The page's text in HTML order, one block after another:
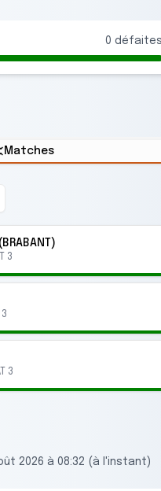
0 défaites
Matches
3
3
2026 à 08:32 (à l'instant)